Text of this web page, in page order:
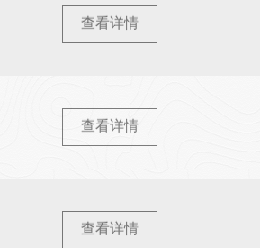
查看详情
查看详情
查看详情